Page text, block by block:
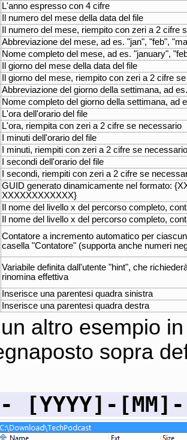
L'anno espresso con 4 cifre
Il numero del mese della data del file
Il numero del mese, riempito con zeri a 2 cifre
Abbreviazione del mese, ad es. "jan", "feb",
Nome completo del mese, ad es. "january",
Il giorno del mese della data del file
Il giorno del mese, riempito con zeri a 2 cifre
Abbreviazione del giorno della settimana, ad
Nome completo del giorno della settimana, ad
L'ora dell'orario del file
L'ora, riempita con zeri a 2 cifre se necessario
I minuti dell'orario del file
I minuti, riempiti con zeri a 2 cifre se necessario
I secondi dell'orario del file
I secondi, riempiti con zeri a 2 cifre se
GUID generato dinamicamente nel formato:
XXXXXXXXXXXX}
Il nome del livello x del percorso completo,
Il nome del livello x del percorso completo,
Contatore a incremento automatico per
casella "Contatore" (supporta anche numeri
Variabile definita dall'utente "hint", che
rinomina effettiva
Inserisce una parentesi quadra sinistra
Inserisce una parentesi quadra destra
altro esempio
sopra
[YYYY]-